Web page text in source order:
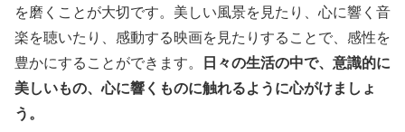
を磨くことが大切です。美しい風景を見たり、心に響く音
楽を聴いたり、感動する映画を見たりすることで、感性を
豊かにすることができます。
日々の生活の中で、意識的に
美しいもの、心に響くものに触れるように心がけましょ
う。